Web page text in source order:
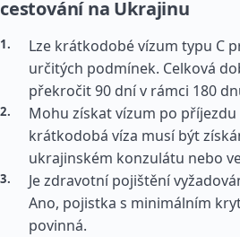
cestování na Ukrajinu
Lze krátkodobé vízum typu C
určitých podmínek. Celková
překročit 90 dní v rámci 180
Mohu získat vízum po příjezdu
krátkodobá víza musí být
ukrajinském konzulátu nebo
Je zdravotní pojištění
Ano, pojistka s minimálním
povinná.